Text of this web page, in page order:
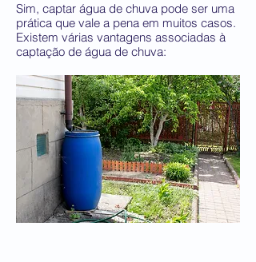
Sim, captar água de chuva pode ser uma
prática que vale a pena em muitos casos.
Existem várias vantagens associadas à
captação de água de chuva: